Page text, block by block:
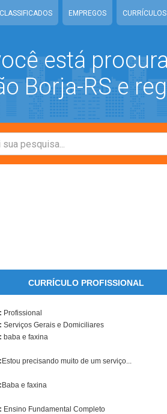
CLASSIFICADOS EMPREGOS CURRÍCULOS
está
Borja-RS e
CURRÍCULO PROFISSIONAL
Profissional
Serviços Gerais e Domiciliares
baba e faxina
Estou precisando muito de um serviço...
Baba e faxina
Ensino Fundamental Completo